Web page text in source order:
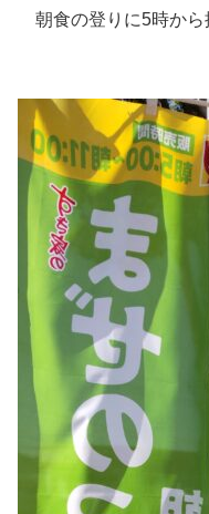
朝食の登りに5時から